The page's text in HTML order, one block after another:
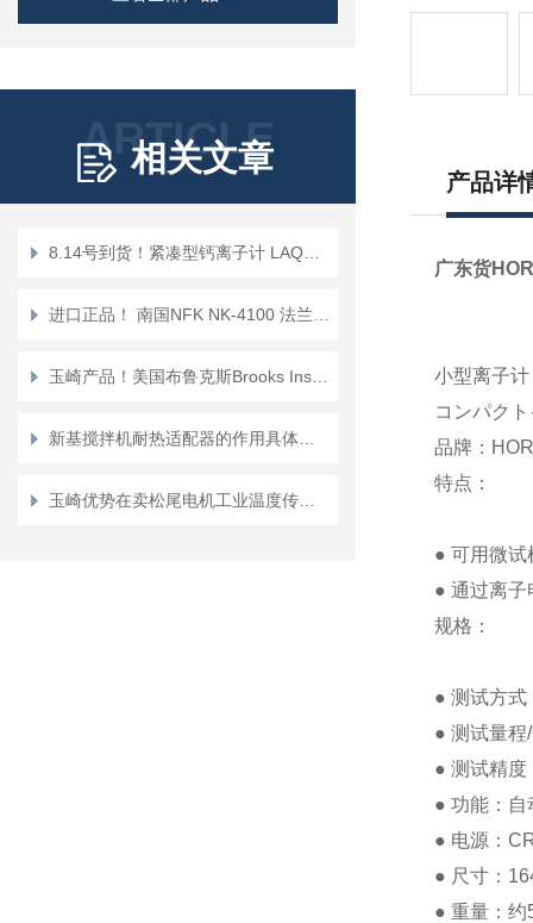
ARTICLE
相关文章
产品详
广东货
小型离子
コンパク
品牌：
特点：
● 可用微试
● 通过离子
规格：
● 测试方式
● 测试量程
● 测试精度
● 功能：自
● 电源：
● 尺寸：
● 重量：